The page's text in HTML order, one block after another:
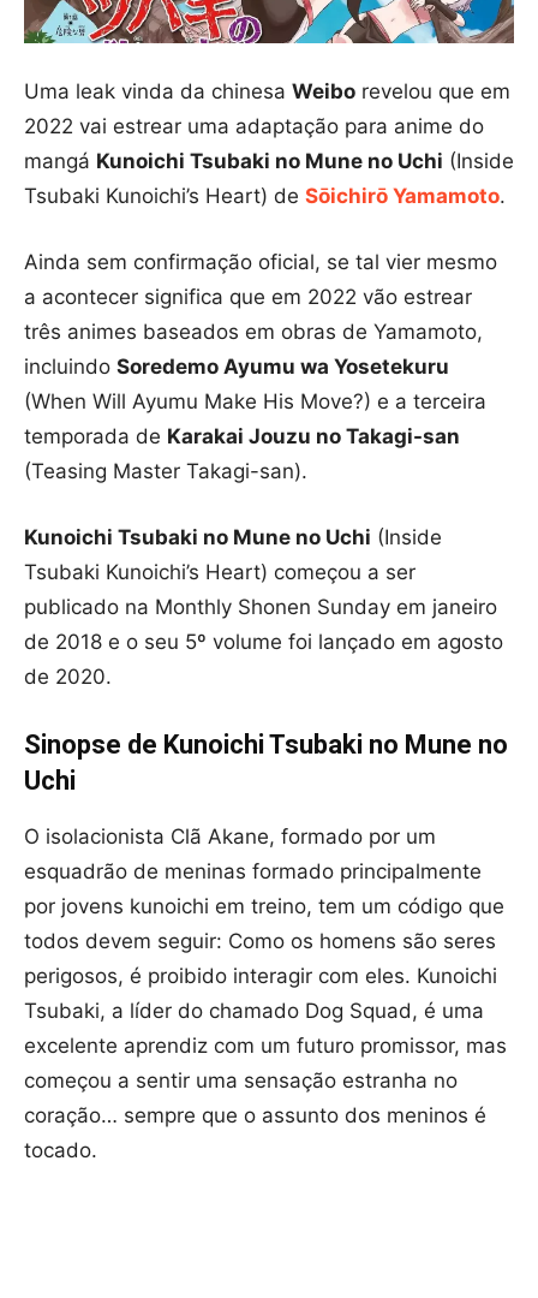
Uma leak vinda da chinesa Weibo revelou que em
2022 vai estrear uma adaptação para anime do
mangá Kunoichi Tsubaki no Mune no Uchi (Inside
Tsubaki Kunoichi’s Heart) de Sōichirō Yamamoto.
Ainda sem confirmação oficial, se tal vier mesmo
a acontecer significa que em 2022 vão estrear
três animes baseados em obras de Yamamoto,
incluindo Soredemo Ayumu wa Yosetekuru
(When Will Ayumu Make His Move?) e a terceira
temporada de Karakai Jouzu no Takagi-san
(Teasing Master Takagi-san).
Kunoichi Tsubaki no Mune no Uchi (Inside
Tsubaki Kunoichi’s Heart) começou a ser
publicado na Monthly Shonen Sunday em janeiro
de 2018 e o seu 5º volume foi lançado em agosto
de 2020.
Sinopse de Kunoichi Tsubaki no Mune no
Uchi
O isolacionista Clã Akane, formado por um
esquadrão de meninas formado principalmente
por jovens kunoichi em treino, tem um código que
todos devem seguir: Como os homens são seres
perigosos, é proibido interagir com eles. Kunoichi
Tsubaki, a líder do chamado Dog Squad, é uma
excelente aprendiz com um futuro promissor, mas
começou a sentir uma sensação estranha no
coração… sempre que o assunto dos meninos é
tocado.